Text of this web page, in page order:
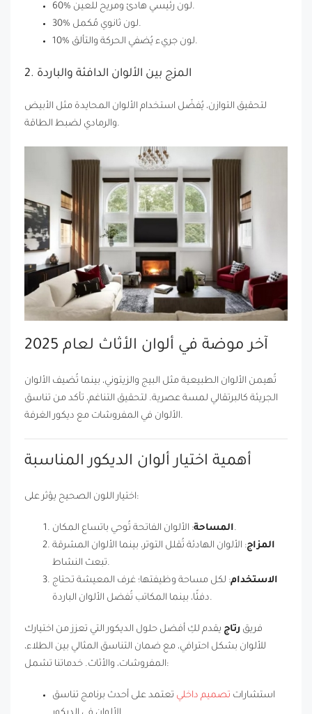
60% لون رئيسي هادئ ومريح للعين.
30% لون ثانوي مُكمل.
10% لون جريء يُضفي الحركة والتألق.
2. المزج بين الألوان الدافئة والباردة
لتحقيق التوازن، يُفضّل استخدام الألوان المحايدة مثل الأبيض
والرمادي لضبط الطاقة.
آخر موضة في ألوان الأثاث لعام 2025
تُهيمن الألوان الطبيعية مثل البيج والزيتوني، بينما تُضيف الألوان
الجريئة كالبرتقالي لمسة عصرية. لتحقيق التناغم، تأكد من تناسق
الألوان في المفروشات مع ديكور الغرفة.
أهمية اختيار ألوان الديكور المناسبة
اختيار اللون الصحيح يؤثر على:
المساحة: الألوان الفاتحة تُوحي باتساع المكان.
المزاج: الألوان الهادئة تُقلل التوتر، بينما الألوان المشرقة
تبعث النشاط.
الاستخدام: لكل مساحة وظيفتها؛ غرف المعيشة تحتاج
دفئًا، بينما المكاتب تُفضل الألوان الباردة.
فريق رتاج يقدم لكِ أفضل حلول الديكور التي تعزز من اختيارك
للألوان بشكل احترافي، مع ضمان التناسق المثالي بين الطلاء،
المفروشات، والأثاث. خدماتنا تشمل:
استشارات تصميم داخلي تعتمد على أحدث برنامج تناسق